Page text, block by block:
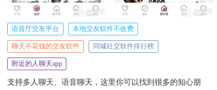
语音厅交友平台 本地交友软件不收费
聊天不花钱的交友软件 同城社交软件排行榜
附近的人聊天app
支持多人聊天、语音聊天，这里你可以找到很多的知心朋